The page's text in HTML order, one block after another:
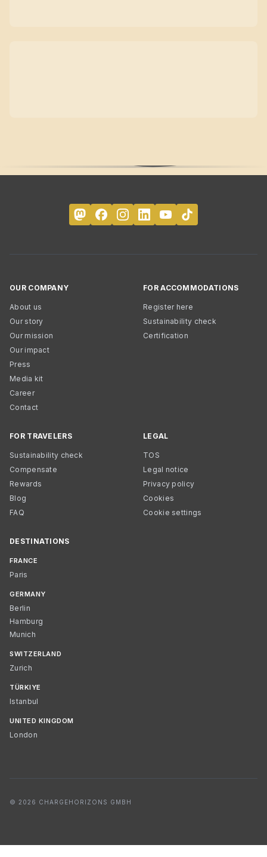
OUR COMPANY
About us
Our story
Our mission
Our impact
Press
Media kit
Career
Contact
FOR ACCOMMODATIONS
Register here
Sustainability check
Certification
FOR TRAVELERS
Sustainability check
Compensate
Rewards
Blog
FAQ
LEGAL
TOS
Legal notice
Privacy policy
Cookies
Cookie settings
DESTINATIONS
FRANCE
Paris
GERMANY
Berlin
Hamburg
Munich
SWITZERLAND
Zurich
TÜRKIYE
Istanbul
UNITED KINGDOM
London
© 2026 CHARGEHORIZONS GMBH